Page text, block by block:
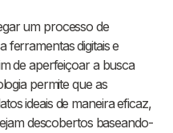
um processo de
ferramentas digitais e
de aperfeiçoar a busca
permite que as
ideais de maneira eficaz,
descobertos baseando-